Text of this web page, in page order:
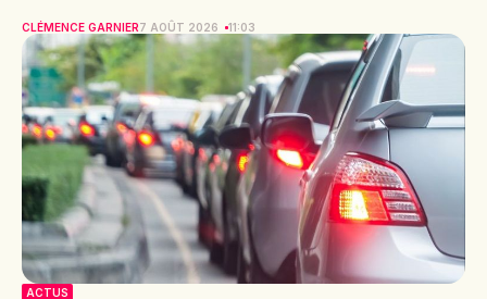
CLÉMENCE GARNIER7 AOÛT 2026 11:03
ACTUS